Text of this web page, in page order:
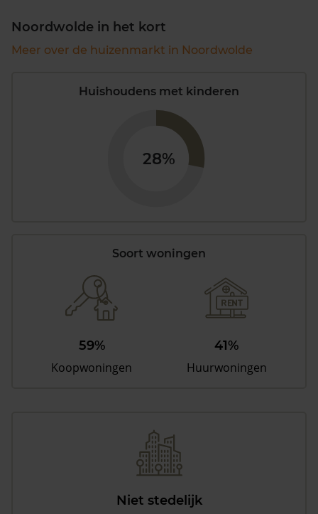
Noordwolde in het kort
Meer over de huizenmarkt in Noordwolde
Huishoudens met kinderen
28%
Soort woningen
59%
Koopwoningen
41%
Huurwoningen
Niet stedelijk